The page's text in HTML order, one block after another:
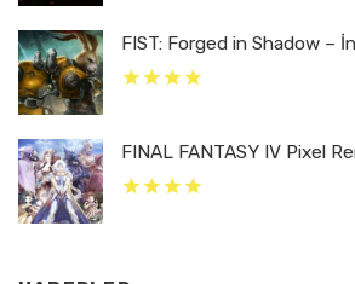
FIST: Forged in Shadow –
FINAL FANTASY IV Pixel